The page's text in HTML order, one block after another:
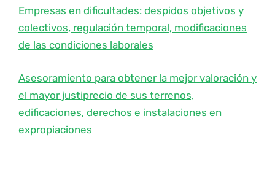
Empresas en dificultades: despidos objetivos y
colectivos, regulación temporal, modificaciones
de las condiciones laborales
Asesoramiento para obtener la mejor valoración y
el mayor justiprecio de sus terrenos,
edificaciones, derechos e instalaciones en
expropiaciones